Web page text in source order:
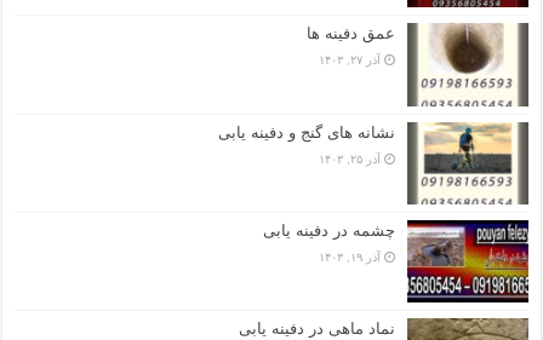
عمق دفینه ها
آذر ۲۷, ۱۴۰۳
نشانه های گنج و دفینه یابی
آذر ۲۵, ۱۴۰۳
چشمه در دفینه یابی
آذر ۱۹, ۱۴۰۳
نماد ماهی در دفینه یابی